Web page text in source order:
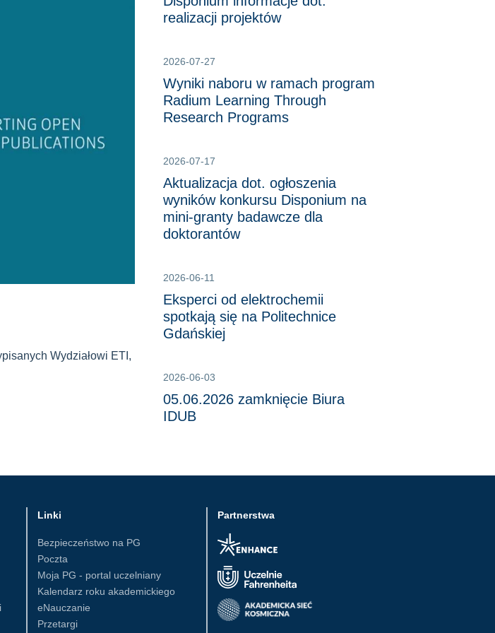
Wydziałowi ETI,
realizacji projektów
2026-07-27
Wyniki naboru w ramach program
Radium Learning Through
Research Programs
2026-07-17
Aktualizacja dot. ogłoszenia
wyników konkursu Disponium na
mini-granty badawcze dla
doktorantów
2026-06-11
Eksperci od elektrochemii
spotkają się na Politechnice
Gdańskiej
2026-06-03
05.06.2026 zamknięcie Biura
IDUB
Partnerstwa
Linki
Bezpieczeństwo na PG
Poczta
Moja PG - portal uczelniany
Kalendarz roku akademickiego
eNauczanie
Przetargi